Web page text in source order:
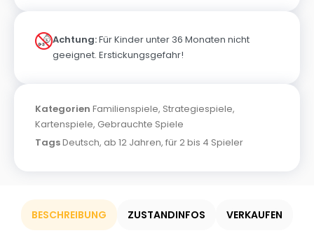
Achtung:Für Kinder unter 36 Monaten nicht
geeignet. Erstickungsgefahr!
Kategorien Familienspiele, Strategiespiele,
Kartenspiele, Gebrauchte Spiele
TagsDeutsch, ab 12 Jahren, für 2 bis 4 Spieler
BESCHREIBUNG ZUSTANDINFOS VERKAUFEN